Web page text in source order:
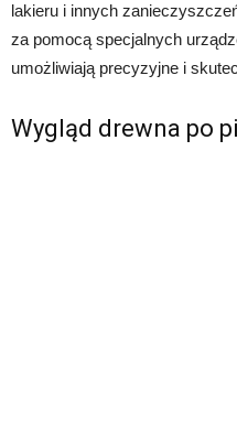
lakieru i innych
za pomocą specjalnych
umożliwiają precyzyjne i
Wygląd drewna po